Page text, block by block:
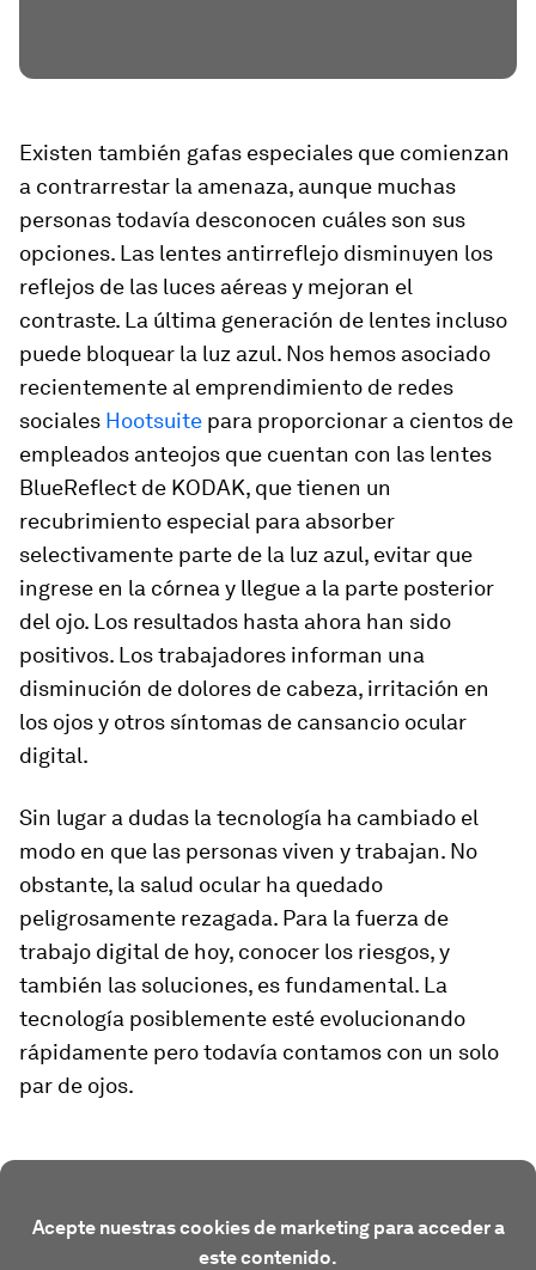
Existen también gafas especiales que comienzan
a contrarrestar la amenaza, aunque muchas
personas todavía desconocen cuáles son sus
opciones. Las lentes antirreflejo disminuyen los
reflejos de las luces aéreas y mejoran el
contraste. La última generación de lentes incluso
puede bloquear la luz azul. Nos hemos asociado
recientemente al emprendimiento de redes
sociales Hootsuite para proporcionar a cientos de
empleados anteojos que cuentan con las lentes
BlueReflect de KODAK, que tienen un
recubrimiento especial para absorber
selectivamente parte de la luz azul, evitar que
ingrese en la córnea y llegue a la parte posterior
del ojo. Los resultados hasta ahora han sido
positivos. Los trabajadores informan una
disminución de dolores de cabeza, irritación en
los ojos y otros síntomas de cansancio ocular
digital.
Sin lugar a dudas la tecnología ha cambiado el
modo en que las personas viven y trabajan. No
obstante, la salud ocular ha quedado
peligrosamente rezagada. Para la fuerza de
trabajo digital de hoy, conocer los riesgos, y
también las soluciones, es fundamental. La
tecnología posiblemente esté evolucionando
rápidamente pero todavía contamos con un solo
par de ojos.
Acepte nuestras cookies de marketing para acceder a
este contenido.